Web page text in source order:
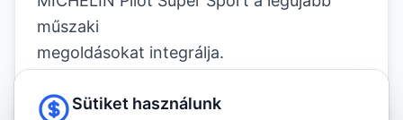
műszaki
megoldásokat integrálja.
A csúcsminőségű sportfelszerelésekhez,
Sütiket használunk